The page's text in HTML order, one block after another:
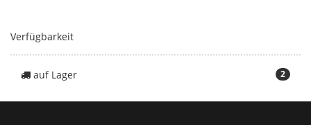
Verfügbarkeit
2
auf Lager